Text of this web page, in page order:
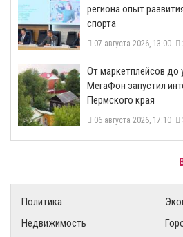
региона опыт
спорта
07 августа 2026, 13:00
От маркетплейсов до
МегаФон запустил
Пермского края
06 августа 2026, 17:10
Политика
Недвижимость